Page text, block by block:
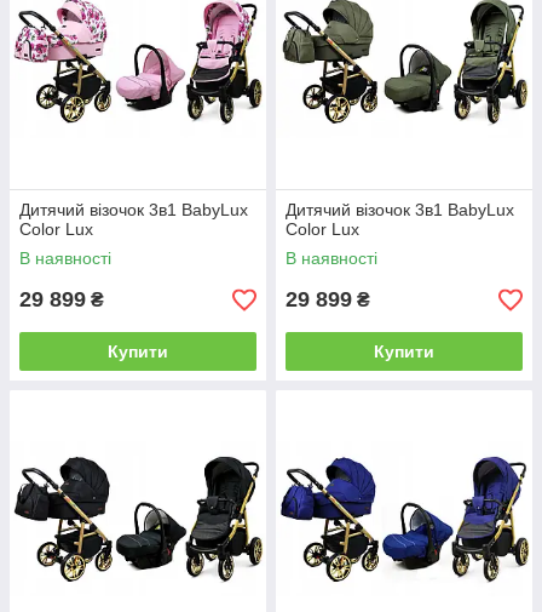
Дитячий візочок 3в1 BabyLux
Color Lux
В наявності
29 899 ₴
Купити
Дитячий візочок 3в1 BabyLux
Color Lux
В наявності
29 899 ₴
Купити